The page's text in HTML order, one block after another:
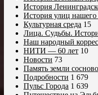
История
История улиц нашего
Культурная среда 15
Лица. Судьбы.
Наш народный
НИТИ — 60 лет 10
Новости 73
Память земли
Подробности 1 679
Пульс Города 1 639